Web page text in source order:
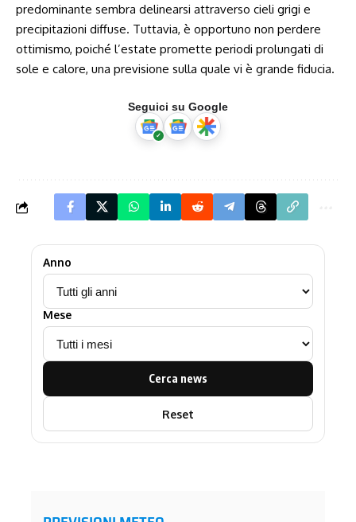
predominante sembra delinearsi​ attraverso cieli grigi⁣ e
precipitazioni diffuse. Tuttavia, è ⁢opportuno​ non⁤ perdere
ottimismo, poiché ‍l’estate promette periodi prolungati‍ di
sole e ‌calore, una⁢ previsione sulla quale vi è⁣ grande ‍fiducia.
Seguici su Google
Anno
Mese
Cerca news
Reset